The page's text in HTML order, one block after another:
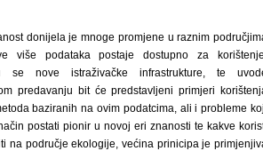
donijela je mnoge promjene u raznim
više podataka postaje dostupno za
se nove istraživačke infrastrukture, te
predavanju bit će predstavljeni primjeri
baziranih na ovim podatcima, ali i probleme
postati pionir u novoj eri znanosti te kakve
na područje ekologije, većina prinicipa je